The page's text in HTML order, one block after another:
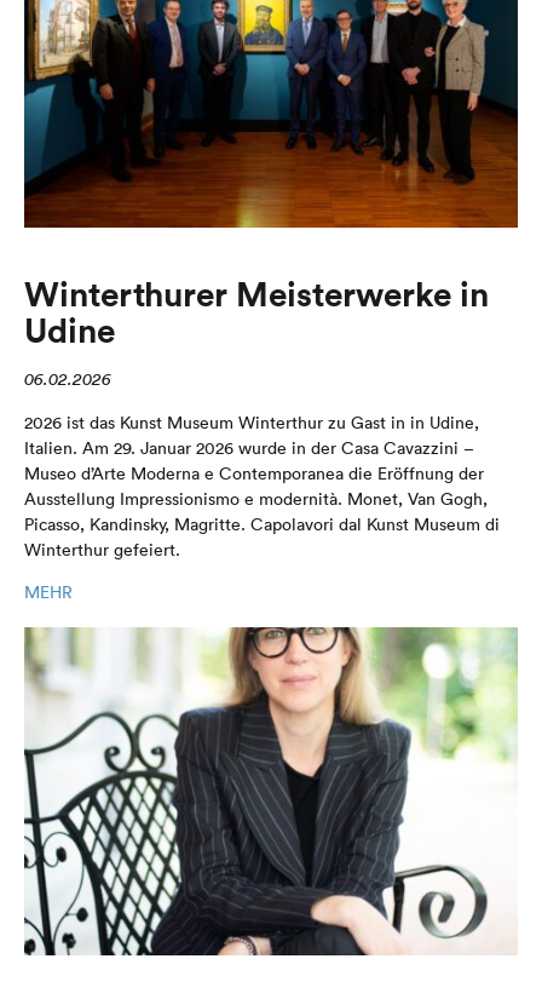
Winterthurer Meisterwerke in
Udine
06.02.2026
2026 ist das Kunst Museum Winterthur zu Gast in in Udine,
Italien. Am 29. Januar 2026 wurde in der Casa Cavazzini –
Museo d’Arte Moderna e Contemporanea die Eröffnung der
Ausstellung Impressionismo e modernità. Monet, Van Gogh,
Picasso, Kandinsky, Magritte. Capolavori dal Kunst Museum di
Winterthur gefeiert.
MEHR